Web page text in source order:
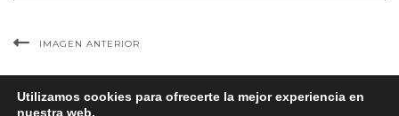
IMAGEN ANTERIOR
Utilizamos cookies para ofrecerte la mejor experiencia en
nuestra web.